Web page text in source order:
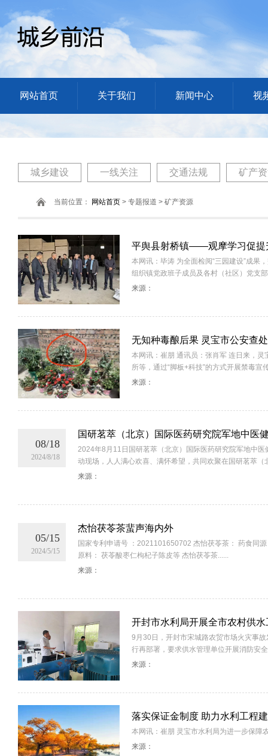
网站首页 关于我们 新闻中心 视
城乡建设 一线关注 交通法规 矿产
当前位置： 网站首页 > 专题报道 > 矿产资源
平舆县射桥镇——观摩学习促提
本网讯：毕涛 为全面检阅“三园建设”成果
组织镇党政班子成员及各村（社区）党支
来源：
无知种毒酿后果 灵宝市公安查
本网讯：崔朋 通讯员：张肖军 连日来，
所等，通过“脚板+科技”的方式开展禁毒宣
来源：
08/18
2024/8/18
国研茗萃（北京）国际医药研究院军地中医
2024年8月11日国研茗萃（北京）国际医药研究院军地中
动现场，人人满心欢喜、满怀希望，共同欢聚在国研茗萃（
来源：
05/15
2024/5/15
杰怡茯苓茶蜚声海内外
国家专利申请号 ：2021101650702 杰怡茯苓茶： 药食同
原料： 茯苓酸枣仁枸杞子陈皮等 杰怡茯苓茶......
来源：
开封市水利局开展全市农村供水
9月30日，开封市宋城路农贸市场火灾事
行再部署，要求供水管理单位开展消防安
来源：
落实保证金制度 助力水利工程
本网讯：崔朋 灵宝市水利局为进一步保障
来源：